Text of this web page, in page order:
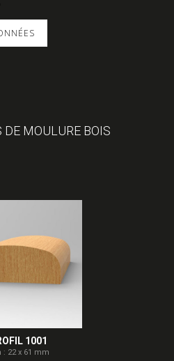
MOULURE BOIS
1001
: 22 x 61 mm